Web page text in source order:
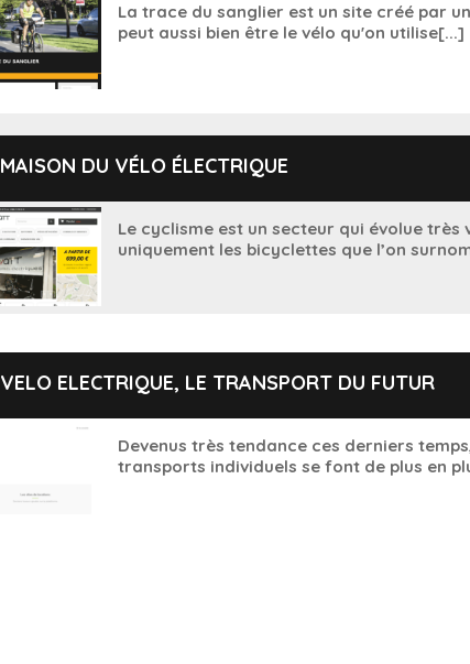
La trace du sanglier est un site créé par
peut aussi bien être le vélo qu'on utilise[...]
MAISON DU VÉLO ÉLECTRIQUE
Le cyclisme est un secteur qui évolue très
uniquement les bicyclettes que l’on
VELO ELECTRIQUE, LE TRANSPORT DU FUTUR
Devenus très tendance ces derniers
transports individuels se font de plus en